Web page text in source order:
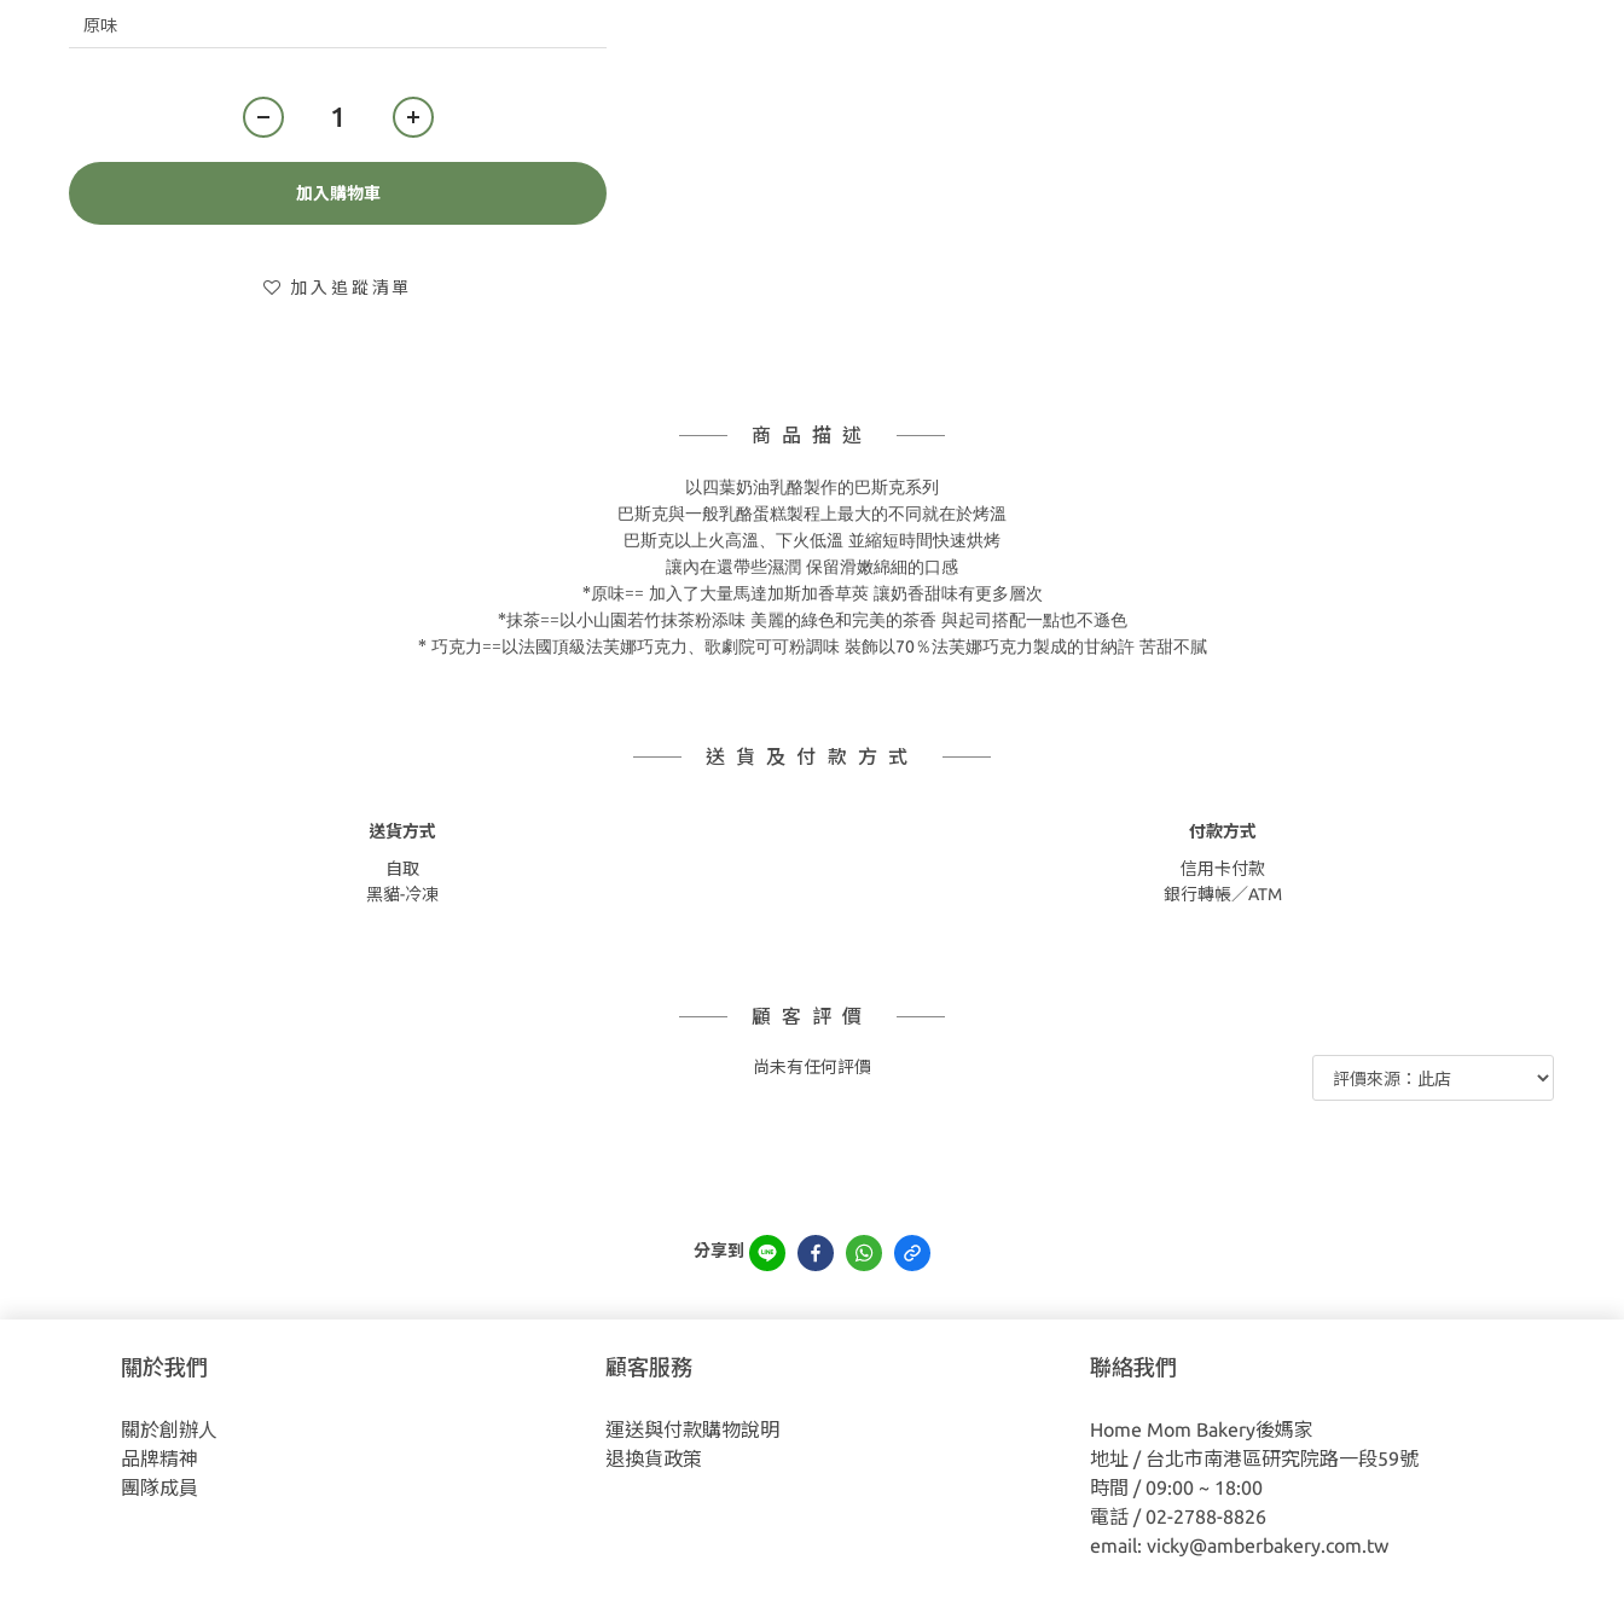
加入購物車
加入追蹤清單
商品描述
以四葉奶油乳酪製作的巴斯克系列
巴斯克與一般乳酪蛋糕製程上最大的不同就在於烤溫
巴斯克以上火高溫、下火低溫 並縮短時間快速烘烤
讓內在還帶些濕潤 保留滑嫩綿細的口感
*原味== 加入了大量馬達加斯加香草莢 讓奶香甜味有更多層次
*抹茶==以小山園若竹抹茶粉添味 美麗的綠色和完美的茶香 與起司搭配一點也不遜色
* 巧克力==以法國頂級法芙娜巧克力、歌劇院可可粉調味 裝飾以70％法芙娜巧克力製成的甘納許 苦甜不膩
送貨及付款方式
送貨方式
自取
黑貓-冷凍
付款方式
信用卡付款
銀行轉帳／ATM
顧客評價
尚未有任何評價
分享到
關於我們
關於創辦人
品牌精神
團隊成員
顧客服務
運送與付款購物說明
退換貨政策
聯絡我們
Home Mom Bakery後媽家
地址 / 台北市南港區研究院路一段59號
時間 / 09:00 ~ 18:00
電話 / 02-2788-8826
email: vicky@amberbakery.com.tw